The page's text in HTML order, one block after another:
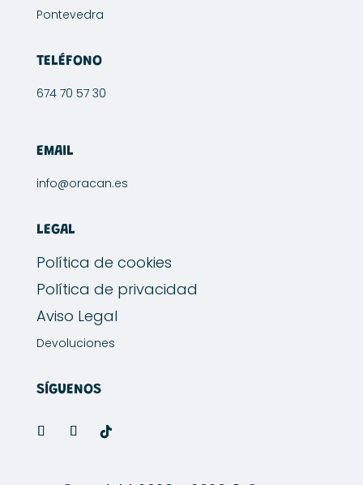
Pontevedra
TELÉFONO
674 70 57 30
EMAIL
info@oracan.es
LEGAL
Política de cookies
Política de privacidad
Aviso Legal
Devoluciones
SÍGUENOS